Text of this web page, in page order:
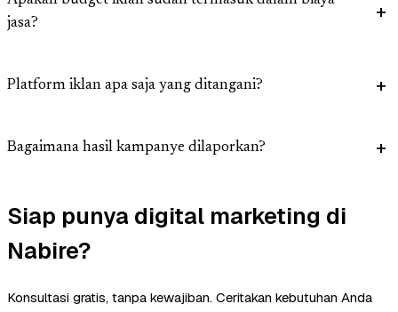
jasa?
Platform iklan apa saja yang ditangani?
Bagaimana hasil kampanye dilaporkan?
Siap punya digital marketing di
Nabire?
Konsultasi gratis, tanpa kewajiban. Ceritakan kebutuhan Anda